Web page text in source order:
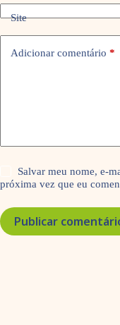
Site
Adicionar comentário *
Salvar meu nome, e-
próxima vez que eu
Publicar